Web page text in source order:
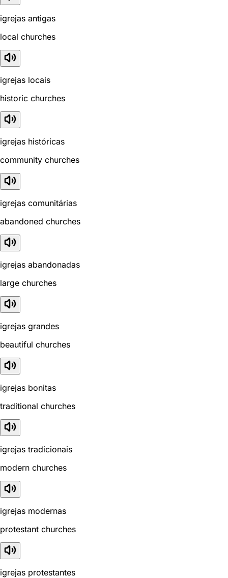
igrejas antigas
local churches
igrejas locais
historic churches
igrejas históricas
community churches
igrejas comunitárias
abandoned churches
igrejas abandonadas
large churches
igrejas grandes
beautiful churches
igrejas bonitas
traditional churches
igrejas tradicionais
modern churches
igrejas modernas
protestant churches
igrejas protestantes